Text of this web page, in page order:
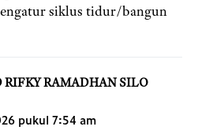
siklus tidur/bangun
RAMADHAN SILO
pukul 7:54 am